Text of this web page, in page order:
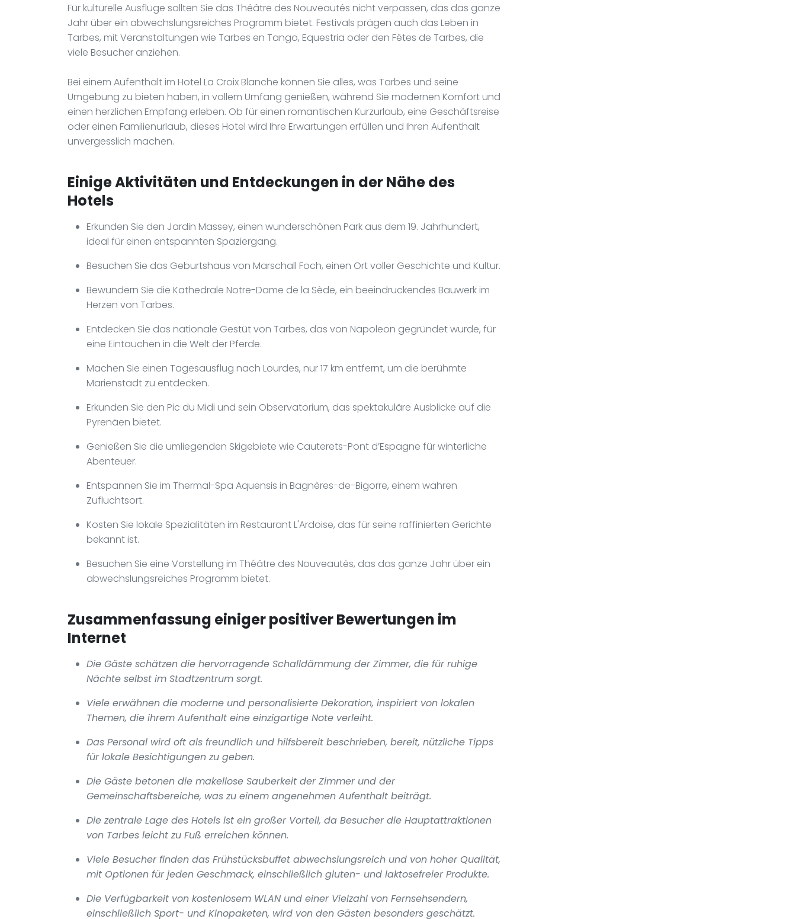
Für kulturelle Ausflüge sollten Sie das Théâtre des Nouveautés nicht verpassen, das das ganze
Jahr über ein abwechslungsreiches Programm bietet. Festivals prägen auch das Leben in
Tarbes, mit Veranstaltungen wie Tarbes en Tango, Equestria oder den Fêtes de Tarbes, die
viele Besucher anziehen.
Bei einem Aufenthalt im Hotel La Croix Blanche können Sie alles, was Tarbes und seine
Umgebung zu bieten haben, in vollem Umfang genießen, während Sie modernen Komfort und
einen herzlichen Empfang erleben. Ob für einen romantischen Kurzurlaub, eine Geschäftsreise
oder einen Familienurlaub, dieses Hotel wird Ihre Erwartungen erfüllen und Ihren Aufenthalt
unvergesslich machen.
Einige Aktivitäten und Entdeckungen in der Nähe des
Hotels
Erkunden Sie den Jardin Massey, einen wunderschönen Park aus dem 19. Jahrhundert,
ideal für einen entspannten Spaziergang.
Besuchen Sie das Geburtshaus von Marschall Foch, einen Ort voller Geschichte und Kultur.
Bewundern Sie die Kathedrale Notre-Dame de la Sède, ein beeindruckendes Bauwerk im
Herzen von Tarbes.
Entdecken Sie das nationale Gestüt von Tarbes, das von Napoleon gegründet wurde, für
eine Eintauchen in die Welt der Pferde.
Machen Sie einen Tagesausflug nach Lourdes, nur 17 km entfernt, um die berühmte
Marienstadt zu entdecken.
Erkunden Sie den Pic du Midi und sein Observatorium, das spektakuläre Ausblicke auf die
Pyrenäen bietet.
Genießen Sie die umliegenden Skigebiete wie Cauterets-Pont d’Espagne für winterliche
Abenteuer.
Entspannen Sie im Thermal-Spa Aquensis in Bagnères-de-Bigorre, einem wahren
Zufluchtsort.
Kosten Sie lokale Spezialitäten im Restaurant L'Ardoise, das für seine raffinierten Gerichte
bekannt ist.
Besuchen Sie eine Vorstellung im Théâtre des Nouveautés, das das ganze Jahr über ein
abwechslungsreiches Programm bietet.
Zusammenfassung einiger positiver Bewertungen im
Internet
Die Gäste schätzen die hervorragende Schalldämmung der Zimmer, die für ruhige
Nächte selbst im Stadtzentrum sorgt.
Viele erwähnen die moderne und personalisierte Dekoration, inspiriert von lokalen
Themen, die ihrem Aufenthalt eine einzigartige Note verleiht.
Das Personal wird oft als freundlich und hilfsbereit beschrieben, bereit, nützliche Tipps
für lokale Besichtigungen zu geben.
Die Gäste betonen die makellose Sauberkeit der Zimmer und der
Gemeinschaftsbereiche, was zu einem angenehmen Aufenthalt beiträgt.
Die zentrale Lage des Hotels ist ein großer Vorteil, da Besucher die Hauptattraktionen
von Tarbes leicht zu Fuß erreichen können.
Viele Besucher finden das Frühstücksbuffet abwechslungsreich und von hoher Qualität,
mit Optionen für jeden Geschmack, einschließlich gluten- und laktosefreier Produkte.
Die Verfügbarkeit von kostenlosem WLAN und einer Vielzahl von Fernsehsendern,
einschließlich Sport- und Kinopaketen, wird von den Gästen besonders geschätzt.